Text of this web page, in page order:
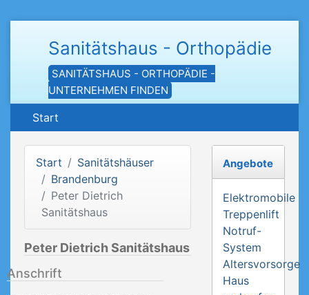
Sanitätshaus - Orthopädie
SANITÄTSHAUS - ORTHOPÄDIE -
UNTERNEHMEN FINDEN
Start
Start
Sanitätshäuser
Brandenburg
Peter Dietrich
Sanitätshaus
Peter Dietrich Sanitätshaus
Anschrift
Angebote
Elektromobile
Treppenlift
Notruf-
System
Altersvorsorge
Haus